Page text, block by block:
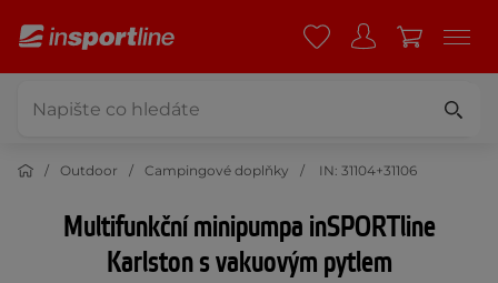
Outdoor Campingové doplňky IN: 31104+31106
Multifunkční minipumpa inSPORTline
Karlston s vakuovým pytlem